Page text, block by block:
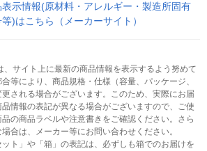
表示情報(原材料・アレルギー・製造所固有
)はこちら（メーカーサイト）
、サイト上に最新の商品情報を表示するよう努めて
等により、商品規格・仕様（容量、パッケージ、
される場合がございます。このため、実際にお届
情報の表記が異なる場合がございますので、ご使
の商品ラベルや注意書きをご確認ください。さら
合は、メーカー等にお問い合わせください。
ト」や「箱」の表記は、必ずしも箱でのお届けを